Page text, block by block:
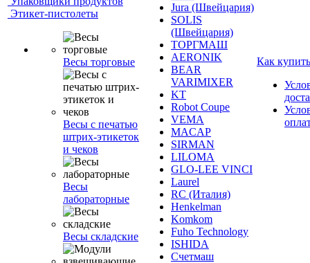
Этикет-пистолеты
Весы торговые
Весы с печатью
штрих-этикеток
и чеков
Весы
лабораторные
Весы складские
Jura (Швейцария)
SOLIS
(Швейцария)
ТОРГМАШ
AERONIK
BEAR
VARIMIXER
KT
Robot Coupe
VEMA
MACAP
SIRMAN
LILOMA
GLO-LEE VINCI
Laurel
RC (Италия)
Henkelman
Komkom
Fuho Technology
ISHIDA
Счетмаш
Как купить